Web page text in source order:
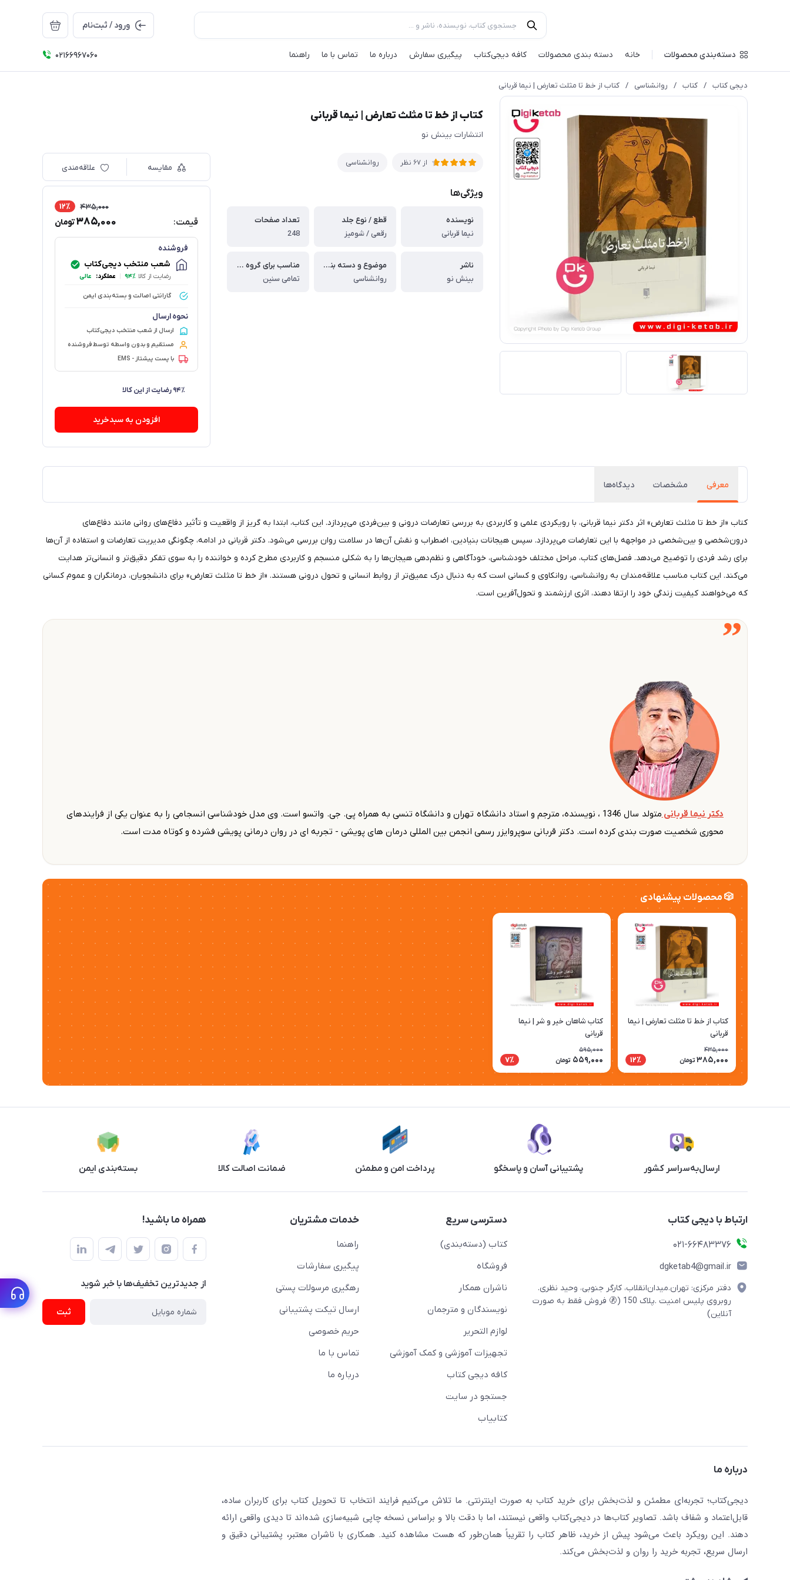
ورود / ثبت‌نام
دسته‌بندی محصولات خانه دسته بندی محصولات کافه‌ دیجی‌کتاب پیگیری سفارش درباره ما تماس با ما راهنما ۰۲۱66967060
دیجی کتاب / کتاب / روانشناسی / کتاب از خط تا مثلث تعارض | نیما قربانی
کتاب از خط تا مثلث تعارض | نیما قربانی
انتشارات بینش نو
از67 نظر روانشناسی
ویژگی‌ها
نویسنده
نیما قربانی
قطع / نوع جلد
رقعی / شومیز
تعداد صفحات
248
ناشر
بینش نو
موضوع و دسته بندی
روانشناسی
مناسب برای گروه سنی | Reading age
تمامی سنین
مقایسه علاقه‌مندی
قیمت:
435,000 12٪
385,000تومان
فروشنده
شعب منتخب دیجی‌کتاب
رضایت از کالا ۹۴٪ عملکرد: عالی
گارانتی اصالت و بسته‌بندی ایمن
نحوه ارسال
ارسال از شعب منتخب دیجی‌کتاب
مستقیم و بدون واسطه توسط فروشنده
با پست پیشتاز - EMS
۷۳ فروش در هفته گذشته
افزودن به سبدخرید
معرفی مشخصات دیدگاه‌ها
کتاب «از خط تا مثلث تعارض» اثر دکتر نیما قربانی، با رویکردی علمی و کاربردی به بررسی تعارضات درونی و بین‌فردی می‌پردازد. این کتاب، ابتدا به گریز از واقعیت و تأثیر دفاع‌های روانی مانند دفاع‌های
درون‌شخصی و بین‌شخصی در مواجهه با این تعارضات می‌پردازد. سپس هیجانات بنیادین، اضطراب و نقش آن‌ها در سلامت روان بررسی می‌شود. دکتر قربانی در ادامه، چگونگی مدیریت تعارضات و استفاده از آن‌ها
برای رشد فردی را توضیح می‌دهد. فصل‌های کتاب، مراحل مختلف خودشناسی، خودآگاهی و نظم‌دهی هیجان‌ها را به شکلی منسجم و کاربردی مطرح کرده و خواننده را به سوی تفکر دقیق‌تر و انسانی‌تر هدایت
می‌کند. این کتاب مناسب علاقه‌مندان به روانشناسی، روانکاوی و کسانی است که به دنبال درک عمیق‌تر از روابط انسانی و تحول درونی هستند. «از خط تا مثلث تعارض» برای دانشجویان، درمانگران و عموم کسانی
که می‌خواهند کیفیت زندگی خود را ارتقا دهند، اثری ارزشمند و تحول‌آفرین است.
”
دکتر نیما قربانی
متولد سال 1346 ، نویسنده، مترجم و استاد دانشگاه تهران و دانشگاه تنسی به همراه پی. جی. واتسو است. وی مدل خودشناسی انسجامی را به عنوان یکی از فرایندهای
محوری شخصیت صورت بندی کرده است. دکتر قربانی سوپروایزر رسمی انجمن بین المللی درمان های پویشی - تجربه ای در روان درمانی پویشی فشرده و کوتاه مدت است.
🎲 محصولات پیشنهادی
کتاب از خط تا مثلث تعارض | نیما
قربانی
435,000
385,000 تومان 12٪
کتاب شاهان خیر و شر | نیما
قربانی
595,000
559,000 تومان 7٪
ارسال‌به‌سراسر کشور پشتیبانی آسان و پاسخگو پرداخت امن و مطمئن ضمانت اصالت کالا بسته‌بندی ایمن
ارتباط با دیجی کتاب
021-66483376
dgketab4@gmail.ir
دفتر مرکزی: تهران.میدان‌انقلاب، کارگر جنوبی، وحید نظری.
روبروی پلیس امنیت .پلاک 150 (🚷 فروش فقط به صورت
آنلاین)
دسترسی سریع
کتاب (دسته‌بندی)
فروشگاه
ناشران همکار
نویسندگان و مترجمان
لوازم التحریر
تجهیزات آموزشی و کمک آموزشی
کافه دیجی کتاب
جستجو در سایت
کتابیاب
خدمات مشتریان
راهنما
پیگیری سفارشات
رهگیری مرسولات پستی
ارسال تیکت پشتیبانی
حریم خصوصی
تماس با ما
درباره ما
همراه ما باشید!
از جدید‌ترین تخفیف‌ها با‌ خبر شوید
ثبت
درباره ما
دیجی‌کتاب؛ تجربه‌ای مطمئن و لذت‌بخش برای خرید کتاب به صورت اینترنتی. ما تلاش می‌کنیم فرایند انتخاب تا تحویل کتاب برای کاربران ساده،
قابل‌اعتماد و شفاف باشد. تصاویر کتاب‌ها در دیجی‌کتاب واقعی نیستند، اما با دقت بالا و براساس نسخه چاپی شبیه‌سازی شده‌اند تا دیدی واقعی ارائه
دهند. این رویکرد باعث می‌شود پیش از خرید، ظاهر کتاب را تقریباً همان‌طور که هست مشاهده کنید. همکاری با ناشران معتبر، پشتیبانی دقیق و
ارسال سریع، تجربه خرید را روان و لذت‌بخش می‌کند.